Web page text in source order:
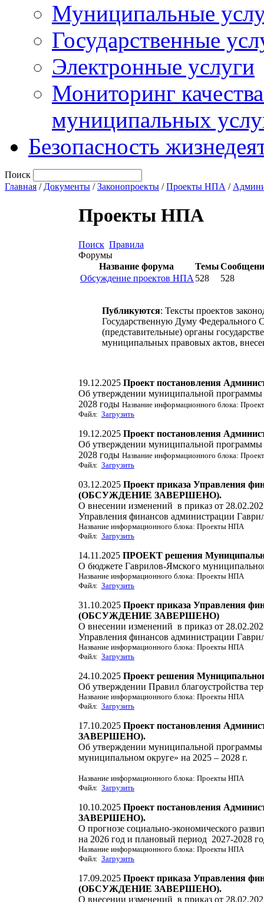
Муниципальные
Государственные
Электронные услуги
Мониторинг
муниципальных
Безопасность
Поиск
Главная / Документы /Законопроекты /Проекты НПА /
Проекты НПА
Поиск Правила
Форумы
Название форума
Темы
Обсуждение проектов НПА 528 528
Публикуются: Тексты проектов
Государственную Думу Федерального
(представительные) органы
муниципальных правовых актов,
19.12.2025 Проект постановления
Об утверждении муниципальной программы
2028 годы Название информационного блока:
Файл: Загрузить
19.12.2025 Проект постановления
Об утверждении муниципальной программы
2028 годы Название информационного блока:
Файл: Загрузить
03.12.2025 Проект приказа Управления
(ОБСУЖДЕНИЕ ЗАВЕРШЕНО).
О внесении изменений в приказ от
Управления финансов администрации
Название информационного блока: Проекты НПА
Файл: Загрузить
14.11.2025 ПРОЕКТ решения
О бюджете Гаврилов-Ямского
Название информационного блока: Проекты НПА
Файл: Загрузить
31.10.2025 Проект приказа Управления
(ОБСУЖДЕНИЕ ЗАВЕРШЕНО)
О внесении изменений в приказ от
Управления финансов администрации
Название информационного блока: Проекты НПА
Файл: Загрузить
24.10.2025 Проект решения
Об утверждении Правил благоустройства
Название информационного блока: Проекты НПА
Файл: Загрузить
17.10.2025 Проект постановления
ЗАВЕРШЕНО).
Об утверждении муниципальной программы
муниципальном округе» на 2025 – 2028 г.
Название информационного блока: Проекты НПА
Файл: Загрузить
10.10.2025 Проект постановления
ЗАВЕРШЕНО).
О прогнозе социально-экономического
на 2026 год и плановый период 2027-2028
Название информационного блока: Проекты НПА
Файл: Загрузить
17.09.2025 Проект приказа Управления
(ОБСУЖДЕНИЕ ЗАВЕРШЕНО).
О внесении изменений в приказ от